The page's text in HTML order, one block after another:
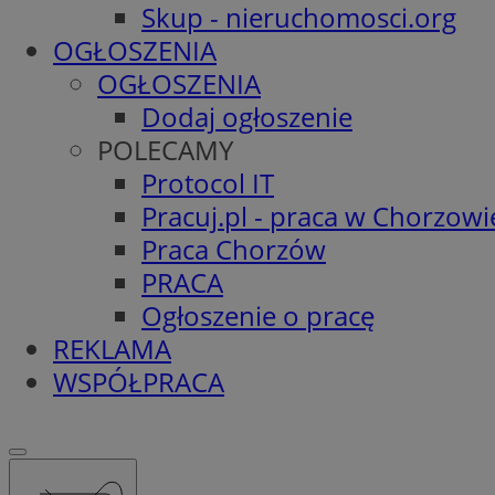
Skup - nieruchomosci.org
OGŁOSZENIA
OGŁOSZENIA
Dodaj ogłoszenie
POLECAMY
Protocol IT
Pracuj.pl - praca w
Praca Chorzów
PRACA
Ogłoszenie o pracę
REKLAMA
WSPÓŁPRACA